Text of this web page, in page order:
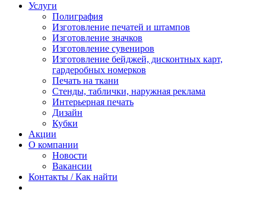
Услуги
Полиграфия
Изготовление печатей и штампов
Изготовление значков
Изготовление сувениров
Изготовление бейджей, дисконтных карт,
гардеробных номерков
Печать на ткани
Стенды, таблички, наружная реклама
Интерьерная печать
Дизайн
Кубки
Акции
О компании
Новости
Вакансии
Контакты / Как найти